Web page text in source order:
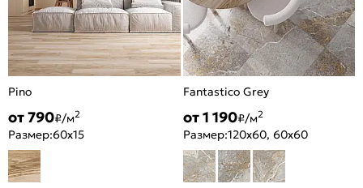
Pino
от 790₽/м2
Размер:60x15
Fantastico Grey
от 1 190₽/м2
Размер:120x60, 60x60